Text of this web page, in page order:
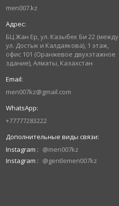
men007.kz
БЦ Жан Ер, ул. Казыбек Би 22 (между
ул. Достык и Калдаякова), 1 этаж,
офис 101 (Оранжевое двухэтажное
здание), Алматы, Казахстан
men007kz@gmail.com
+77777283222
Instagram
@men007kz
Instagram
@gentlemen007kz